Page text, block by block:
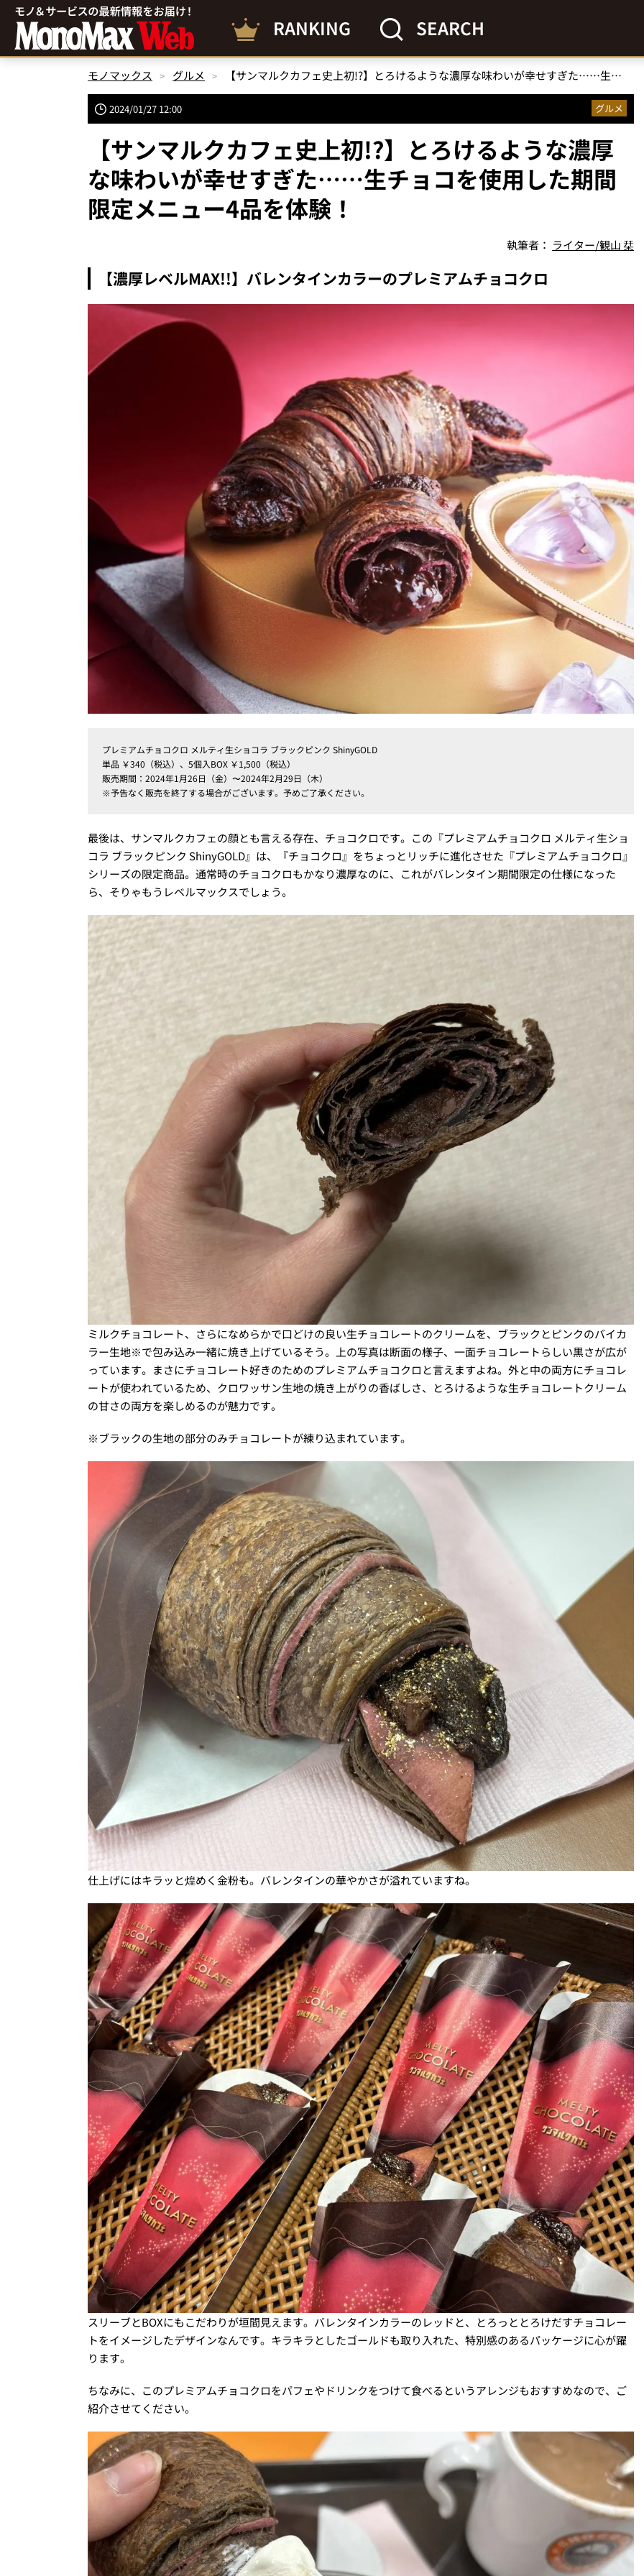
RANKING SEARCH
モノマックス グルメ 【サンマルクカフェ史上初!?】とろけるような濃厚な味わいが幸せすぎた……生チョコを使用した期間限定メニュー4品を体験！
2024/01/27 12:00 グルメ
【サンマルクカフェ史上初!?】とろけるような濃厚
な味わいが幸せすぎた……生チョコを使用した期間
限定メニュー4品を体験！
執筆者： ライター/観山 栞
【濃厚レベルMAX!!】バレンタインカラーのプレミアムチョコクロ
プレミアムチョコクロ メルティ生ショコラ ブラックピンク ShinyGOLD
単品 ￥340（税込）、5個入BOX ￥1,500（税込）
販売期間：2024年1月26日（金）〜2024年2月29日（木）
※予告なく販売を終了する場合がございます。予めご了承ください。
最後は、サンマルクカフェの顔とも言える存在、チョコクロです。この『プレミアムチョコクロ メルティ生ショ
コラ ブラックピンク ShinyGOLD』は、『チョコクロ』をちょっとリッチに進化させた『プレミアムチョコクロ』
シリーズの限定商品。通常時のチョコクロもかなり濃厚なのに、これがバレンタイン期間限定の仕様になった
ら、そりゃもうレベルマックスでしょう。
ミルクチョコレート、さらになめらかで口どけの良い生チョコレートのクリームを、ブラックとピンクのバイカ
ラー生地※で包み込み一緒に焼き上げているそう。上の写真は断面の様子、一面チョコレートらしい黒さが広が
っています。まさにチョコレート好きのためのプレミアムチョコクロと言えますよね。外と中の両方にチョコレ
ートが使われているため、クロワッサン生地の焼き上がりの香ばしさ、とろけるような生チョコレートクリーム
の甘さの両方を楽しめるのが魅力です。
※ブラックの生地の部分のみチョコレートが練り込まれています。
仕上げにはキラッと煌めく金粉も。バレンタインの華やかさが溢れていますね。
スリーブとBOXにもこだわりが垣間見えます。バレンタインカラーのレッドと、とろっととろけだすチョコレー
トをイメージしたデザインなんです。キラキラとしたゴールドも取り入れた、特別感のあるパッケージに心が躍
ります。
ちなみに、このプレミアムチョコクロをパフェやドリンクをつけて食べるというアレンジもおすすめなので、ご
紹介させてください。